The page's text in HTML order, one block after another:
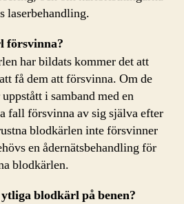
laserbehandling.
försvinna?
har bildats kommer det att
få dem att försvinna. Om de
i samband med en
fall försvinna av sig själva efter
blodkärlen inte försvinner
en ådernätsbehandling för
blodkärlen.
blodkärl på benen?